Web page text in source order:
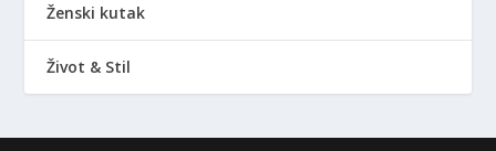
Ženski kutak
Život & Stil